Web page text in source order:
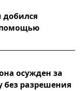
добился
помощью
осужден за
без разрешения